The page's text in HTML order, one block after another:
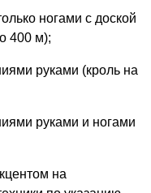
ногами с доской
400 м);
руками (кроль на
руками и ногами
на